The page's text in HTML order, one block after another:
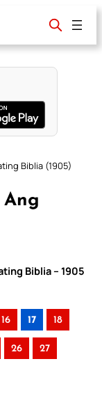
Biblia (1905)
Ang
Biblia – 1905
16 17 18
26 27